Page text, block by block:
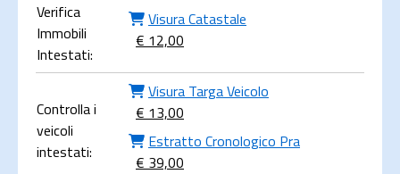
Verifica
Immobili
Intestati:
Visura Catastale
€ 12,00
Controlla i
veicoli
intestati:
Visura Targa Veicolo
€ 13,00
Estratto Cronologico Pra
€ 39,00